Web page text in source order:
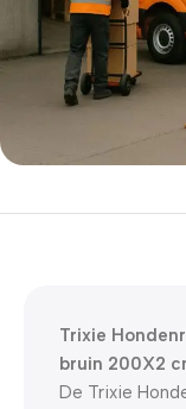
5% korting met
Trixie
bruin 200X2
De Trixie